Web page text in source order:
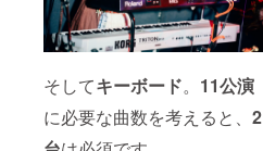
そしてキーボード。 11公演
に必要な曲数を考えると、 2